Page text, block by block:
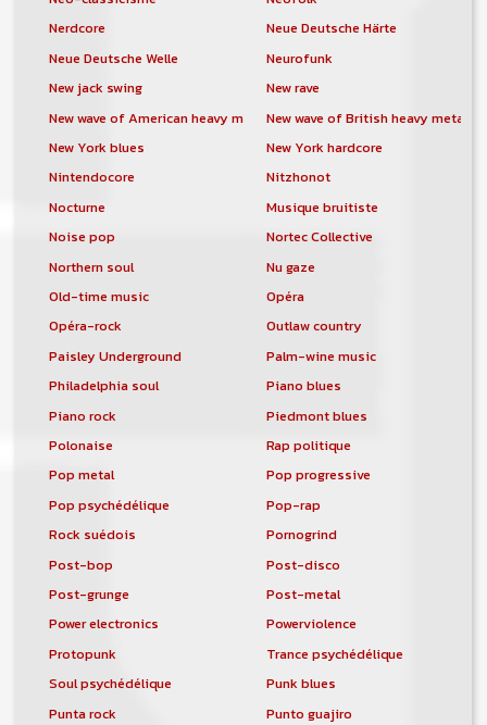
Nerdcore
Neue Deutsche Härte
Neue Deutsche Welle
Neurofunk
New jack swing
New rave
New wave of American heavy metalNew wave of British heavy metal
New York blues
New York hardcore
Nintendocore
Nitzhonot
Nocturne
Musique bruitiste
Noise pop
Nortec Collective
Northern soul
Nu gaze
Old-time music
Opéra
Opéra-rock
Outlaw country
Paisley Underground
Palm-wine music
Philadelphia soul
Piano blues
Piano rock
Piedmont blues
Polonaise
Rap politique
Pop metal
Pop progressive
Pop psychédélique
Pop-rap
Rock suédois
Pornogrind
Post-bop
Post-disco
Post-grunge
Post-metal
Power electronics
Powerviolence
Protopunk
Trance psychédélique
Soul psychédélique
Punk blues
Punta rock
Punto guajiro